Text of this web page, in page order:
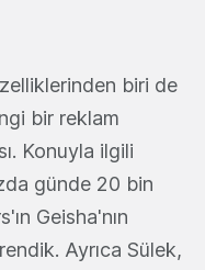
biri de
bir reklam
Konuyla ilgili
günde 20 bin
Geisha'nın
Ayrıca Sülek,